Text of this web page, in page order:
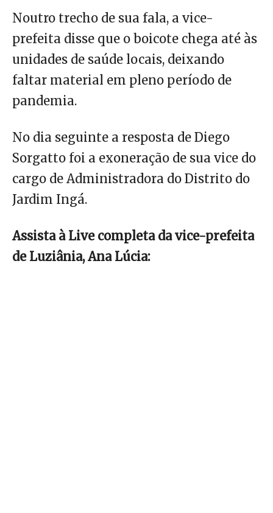
Noutro trecho de sua fala, a vice-
prefeita disse que o boicote chega até às
unidades de saúde locais, deixando
faltar material em pleno período de
pandemia.
No dia seguinte a resposta de Diego
Sorgatto foi a exoneração de sua vice do
cargo de Administradora do Distrito do
Jardim Ingá.
Assista à Live completa da vice-prefeita
de Luziânia, Ana Lúcia: